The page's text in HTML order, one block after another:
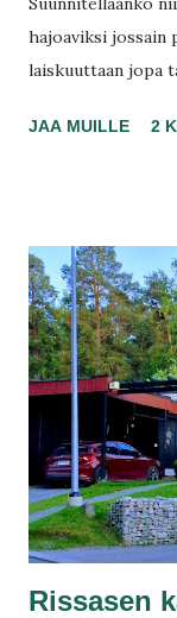
hajoaviksi jossain
laiskuuttaan jopa
todellista
JAA MUILLE 2
Rissasen